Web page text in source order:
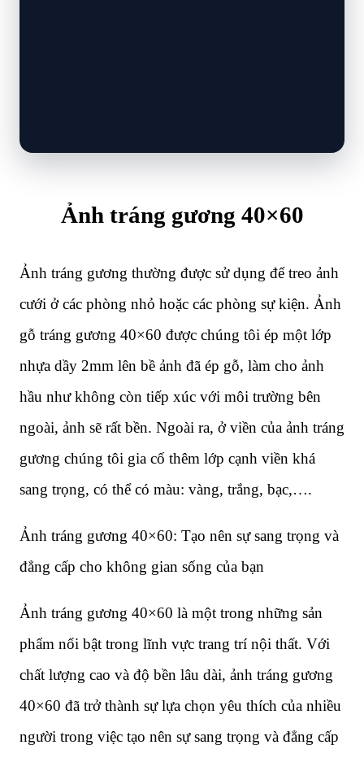
Ảnh tráng gương 40×60
Ảnh tráng gương thường được sử dụng để treo ảnh
cưới ở các phòng nhỏ hoặc các phòng sự kiện. Ảnh
gỗ tráng gương 40×60 được chúng tôi ép một lớp
nhựa dầy 2mm lên bề ảnh đã ép gỗ, làm cho ảnh
hầu như không còn tiếp xúc với môi trường bên
ngoài, ảnh sẽ rất bền. Ngoài ra, ở viền của ảnh tráng
gương chúng tôi gia cố thêm lớp cạnh viền khá
sang trọng, có thể có màu: vàng, trắng, bạc,….
Ảnh tráng gương 40×60: Tạo nên sự sang trọng và
đẳng cấp cho không gian sống của bạn
Ảnh tráng gương 40×60 là một trong những sản
phẩm nổi bật trong lĩnh vực trang trí nội thất. Với
chất lượng cao và độ bền lâu dài, ảnh tráng gương
40×60 đã trở thành sự lựa chọn yêu thích của nhiều
người trong việc tạo nên sự sang trọng và đẳng cấp